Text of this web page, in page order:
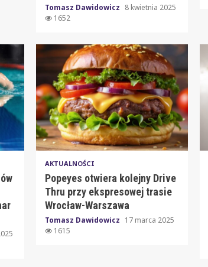
Tomasz Dawidowicz 8 kwietnia 2025
1652
AKTUALNOŚCI
Popeyes otwiera kolejny Drive
Thru przy ekspresowej trasie
Wrocław-Warszawa
Tomasz Dawidowicz 17 marca 2025
1615